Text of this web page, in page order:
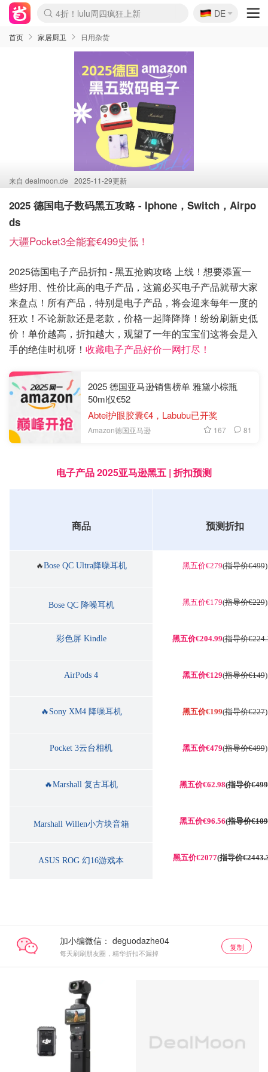
Boticinal 夏促开抢！
4折！lulu周四疯狂上新
还没结束！&OtherStories大促
Joybuy变相75折 随时失效
速领！Stanley独家85折
疑似霸哥！Camper额外叠85折
Zalando 奥莱闪促！每日更新
Moncler反季囤！5折起+叠9折
Coach Brooklyn仅€192
🇩🇪
DE
首页 家居厨卫 日用杂货
来自 dealmoon.de 2025-11-29更新
2025 德国电子数码黑五攻略 - Iphone，Switch，Airpo
ds
大疆Pocket3全能套€499史低！
2025德国电子产品折扣 - 黑五抢购攻略 上线！想要添置一
些好用、性价比高的电子产品，这篇必买电子产品就帮大家
来盘点！所有产品，特别是电子产品，将会迎来每年一度的
狂欢！不论新款还是老款，价格一起降降降！纷纷刷新史低
价！单价越高，折扣越大，观望了一年的宝宝们这将会是入
手的绝佳时机呀！ 收藏电子产品好价一网打尽！
2025 德国亚马逊销售榜单 雅黛小棕瓶
50ml仅€52
Abtei护眼胶囊€4，Labubu已开奖
Amazon德国亚马逊 167 81
电子产品 2025亚马逊黑五 | 折扣预测
商品 预测折扣
🔥Bose QC Ultra降噪耳机 黑五价€279(指导价€499)
Bose QC 降噪耳机 黑五价€179(指导价€229)
彩色屏 Kindle 黑五价€204.99(指导价
AirPods 4 黑五价€129(指导价€149)
🔥Sony XM4 降噪耳机 黑五价€199(指导价€227)
Pocket 3云台相机 黑五价€479(指导价€499)
🔥Marshall 复古耳机 黑五价€62.98(指导价€499
Marshall Willen小方块音箱 黑五价€96.56(指导价€109
ASUS ROG 幻16游戏本 黑五价€2077(指导价
加小编微信：
每天刷刷朋友圈，精华折扣不漏掉
复制